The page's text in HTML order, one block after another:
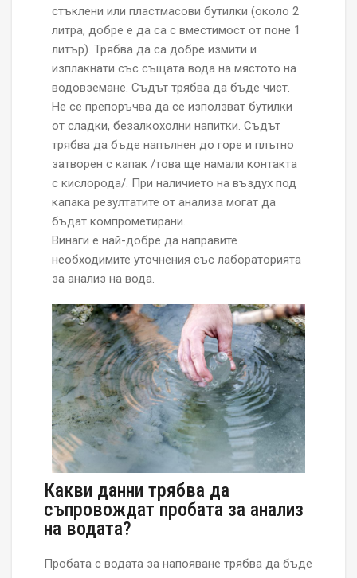
стъклени или пластмасови бутилки (около 2
литра, добре е да са с вместимост от поне 1
литър). Трябва да са добре измити и
изплакнати със същата вода на мястото на
водовземане. Съдът трябва да бъде чист.
Не се препоръчва да се използват бутилки
от сладки, безалкохолни напитки. Съдът
трябва да бъде напълнен до горе и плътно
затворен с капак /това ще намали контакта
с кислорода/. При наличието на въздух под
капака резултатите от анализа могат да
бъдат компрометирани.
Винаги е най-добре да направите
необходимите уточнения със лабораторията
за анализ на вода.
Какви данни трябва да
съпровождат пробата за анализ
на водата?
Пробата с водата за напояване трябва да бъде